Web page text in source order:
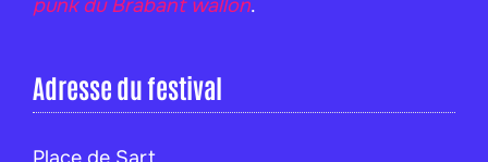
punk du Brabant wallon.
Adresse du festival